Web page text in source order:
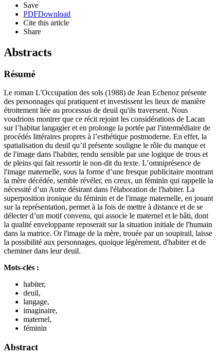
Save
PDFDownload
Cite this article
Share
Abstracts
Résumé
Le roman L'Occupation des sols (1988) de Jean Echenoz présente
des personnages qui pratiquent et investissent les lieux de manière
étroitement liée au processus de deuil qu'ils traversent. Nous
voudrions montrer que ce récit rejoint les considérations de Lacan
sur l’habitat langagier et en prolonge la portée par l'intermédiaire de
procédés littéraires propres à l’esthétique postmoderne. En effet, la
spatialisation du deuil qu’il présente souligne le rôle du manque et
de l'image dans l'habiter, rendu sensible par une logique de trous et
de pleins qui fait ressortir le non-dit du texte. L’omniprésence de
l'image maternelle, sous la forme d’une fresque publicitaire montrant
la mère décédée, semble révéler, en creux, un féminin qui rappelle la
nécessité d’un Autre désirant dans l'élaboration de l'habiter. La
superposition ironique du féminin et de l'image maternelle, en jouant
sur la représentation, permet à la fois de mettre à distance et de se
délecter d’un motif convenu, qui associe le maternel et le bâti, dont
la qualité enveloppante reposerait sur la situation initiale de l'humain
dans la matrice. Or l'image de la mère, trouée par un soupirail, laisse
la possibilité aux personnages, quoique légèrement, d'habiter et de
cheminer dans leur deuil.
Mots-clés :
habiter,
deuil,
langage,
imaginaire,
maternel,
féminin
Abstract